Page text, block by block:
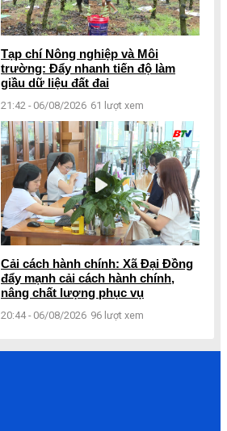
Tạp chí Nông nghiệp và Môi
trường: Đẩy nhanh tiến độ làm
giầu dữ liệu đất đai
21:42 - 06/08/2026 61 lượt xem
Cải cách hành chính: Xã Đại Đồng
đẩy mạnh cải cách hành chính,
nâng chất lượng phục vụ
20:44 - 06/08/2026 96 lượt xem